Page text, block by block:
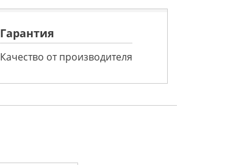
Гарантия
Качество от производителя